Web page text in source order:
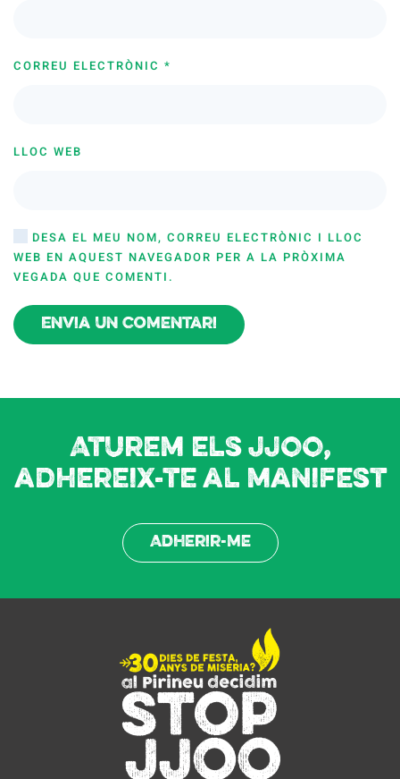
CORREU ELECTRÒNIC *
LLOC WEB
DESA EL MEU NOM, CORREU ELECTRÒNIC I LLOC
WEB EN AQUEST NAVEGADOR PER A LA PRÒXIMA
VEGADA QUE COMENTI.
Envia un comentari
Aturem els JJOO,
adhereix-te al manifest
Adherir-me